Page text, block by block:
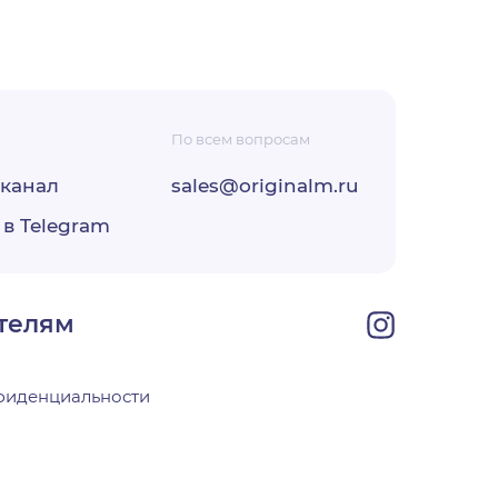
«О
Telegram
По всем вопросам
sales@originalm.ru